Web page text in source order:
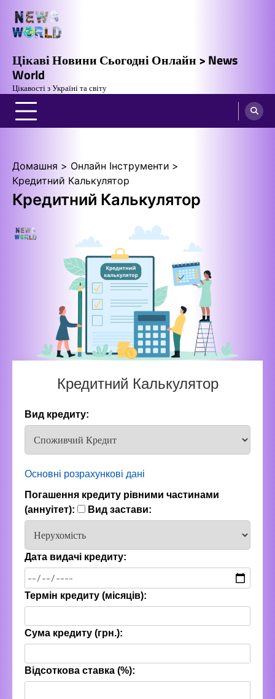
вмісту
Цікаві Новини Сьогодні Онлайн > News
World
Цікавості з Україні та світу
Домашня
Онлайн Інструменти
Кредитний Калькулятор
Кредитний Калькулятор
Кредитний Калькулятор
Вид кредиту:
Основні розрахункові дані
Погашення кредиту рівними частинами
(аннуітет):
Вид застави:
Дата видачі кредиту:
Термін кредиту (місяців):
Сума кредиту (грн.):
Відсоткова ставка (%):